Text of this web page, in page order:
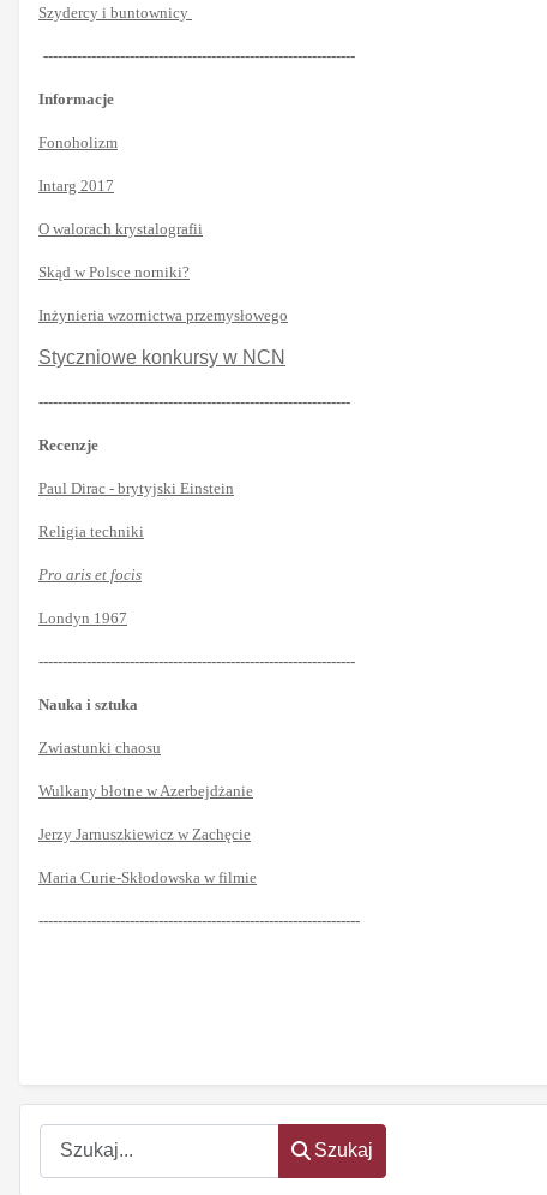
Szukaj
Szukaj
Szydercy i buntownicy
-----------------------------------------------------------------
Informacje
Fonoholizm
Intarg 2017
O walorach krystalografii
Skąd w Polsce norniki?
Inżynieria wzornictwa przemysłowego
Styczniowe konkursy w NCN
-----------------------------------------------------------------
Recenzje
Paul Dirac - brytyjski Einstein
Religia techniki
Pro aris et focis
Londyn 1967
------------------------------------------------------------------
Nauka i sztuka
Zwiastunki chaosu
Wulkany błotne w Azerbejdżanie
Jerzy Jarnuszkiewicz w Zachęcie
Maria Curie-Skłodowska w filmie
-------------------------------------------------------------------